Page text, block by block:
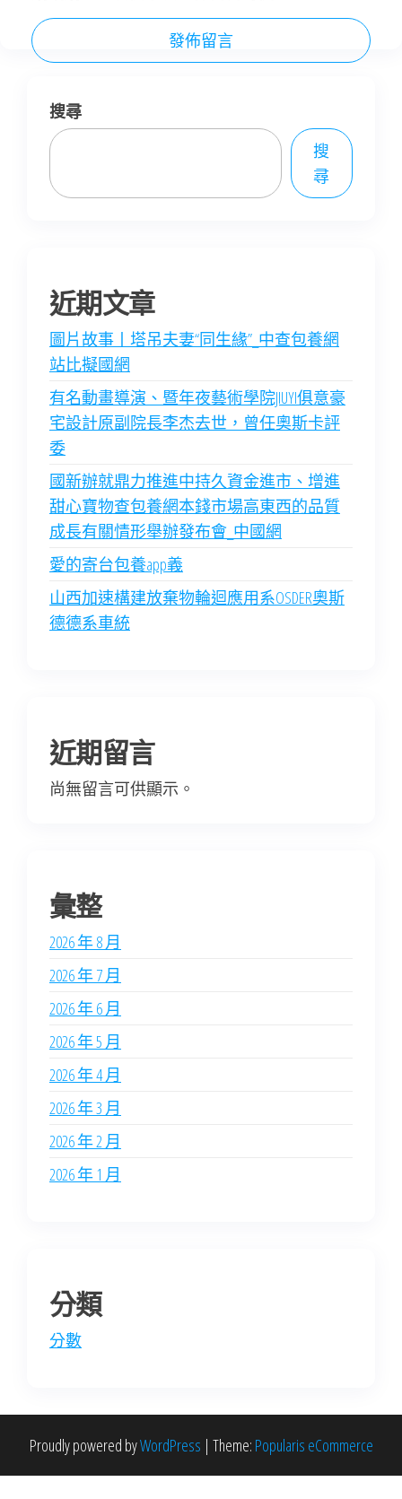
搜尋
搜
尋
近期文章
圖片故事丨塔吊夫妻“同生緣”_中查包養網
站比擬國網
有名動畫導演、暨年夜藝術學院JIUYI俱意豪
宅設計原副院長李杰去世，曾任奧斯卡評
委
國新辦就鼎力推進中持久資金進市、增進
甜心寶物查包養網本錢市場高東西的品質
成長有關情形舉辦發布會_中國網
愛的寄台包養app義
山西加速構建放棄物輪迴應用系OSDER奧斯
德德系車統
近期留言
尚無留言可供顯示。
彙整
2026 年 8 月
2026 年 7 月
2026 年 6 月
2026 年 5 月
2026 年 4 月
2026 年 3 月
2026 年 2 月
2026 年 1 月
分類
分數
Proudly powered byWordPress | Theme: Popularis eCommerce